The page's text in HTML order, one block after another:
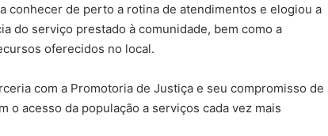
conhecer de perto a rotina de atendimentos e elogiou a
do serviço prestado à comunidade, bem como a
oferecidos no local.
com a Promotoria de Justiça e seu compromisso de
o acesso da população a serviços cada vez mais